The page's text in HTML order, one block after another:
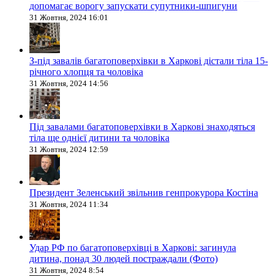
допомагає ворогу запускати супутники-шпигуни
31 Жовтня, 2024 16:01
З-під завалів багатоповерхівки в Харкові дістали тіла 15-
річного хлопця та чоловіка
31 Жовтня, 2024 14:56
Під завалами багатоповерхівки в Харкові знаходяться
тіла ще однієї дитини та чоловіка
31 Жовтня, 2024 12:59
Президент Зеленський звільнив генпрокурора Костіна
31 Жовтня, 2024 11:34
Удар РФ по багатоповерхівці в Харкові: загинула
дитина, понад 30 людей постраждали (Фото)
31 Жовтня, 2024 8:54